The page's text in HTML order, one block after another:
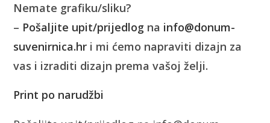
Nemate grafiku/sliku?
– Pošaljite upit/prijedlog na info@donum-
suvenirnica.hr i mi ćemo napraviti dizajn za
vas i izraditi dizajn prema vašoj želji.
Print po narudžbi